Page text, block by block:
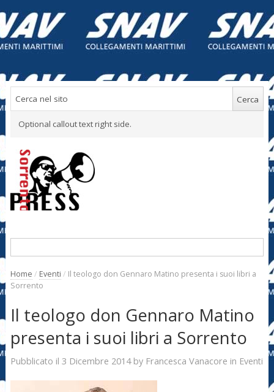
Optional callout text right side.
Home / Eventi / Il teologo don Gennaro Matino presenta i suoi libri a
Sorrento
Il teologo don Gennaro Matino
presenta i suoi libri a Sorrento
Pubblicato il 3 Dicembre 2014by Francesca Vanacore in Eventi